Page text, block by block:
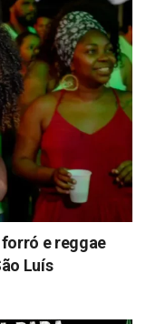
forró e reggae
Luís